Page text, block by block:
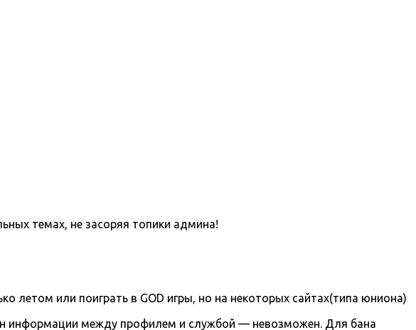
темах, не засоряя топики админа!
летом или поиграть в GOD игры, но на некоторых сайтах(типа юниона)
информации между профилем и службой — невозможен. Для бана